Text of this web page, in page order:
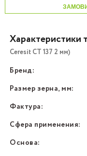
Характеристики
Ceresit СТ 137 2 мм)
Бренд:
Размер зерна, мм:
Фактура:
Сфера применения:
Основа: